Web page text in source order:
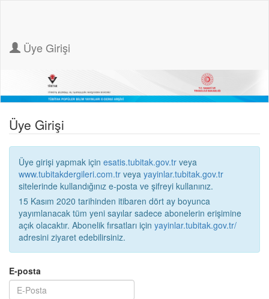
Üye Girişi
Üye Girişi
Üye girişi yapmak için esatis.tubitak.gov.tr veya
www.tubitakdergileri.com.tr veya yayinlar.tubitak.gov.tr
sitelerinde kullandığınız e-posta ve şifreyi kullanınız.
15 Kasım 2020 tarihinden itibaren dört ay boyunca
yayımlanacak tüm yeni sayılar sadece abonelerin erişimine
açık olacaktır. Abonelik fırsatları için yayinlar.tubitak.gov.tr/
adresini ziyaret edebilirsiniz.
E-posta